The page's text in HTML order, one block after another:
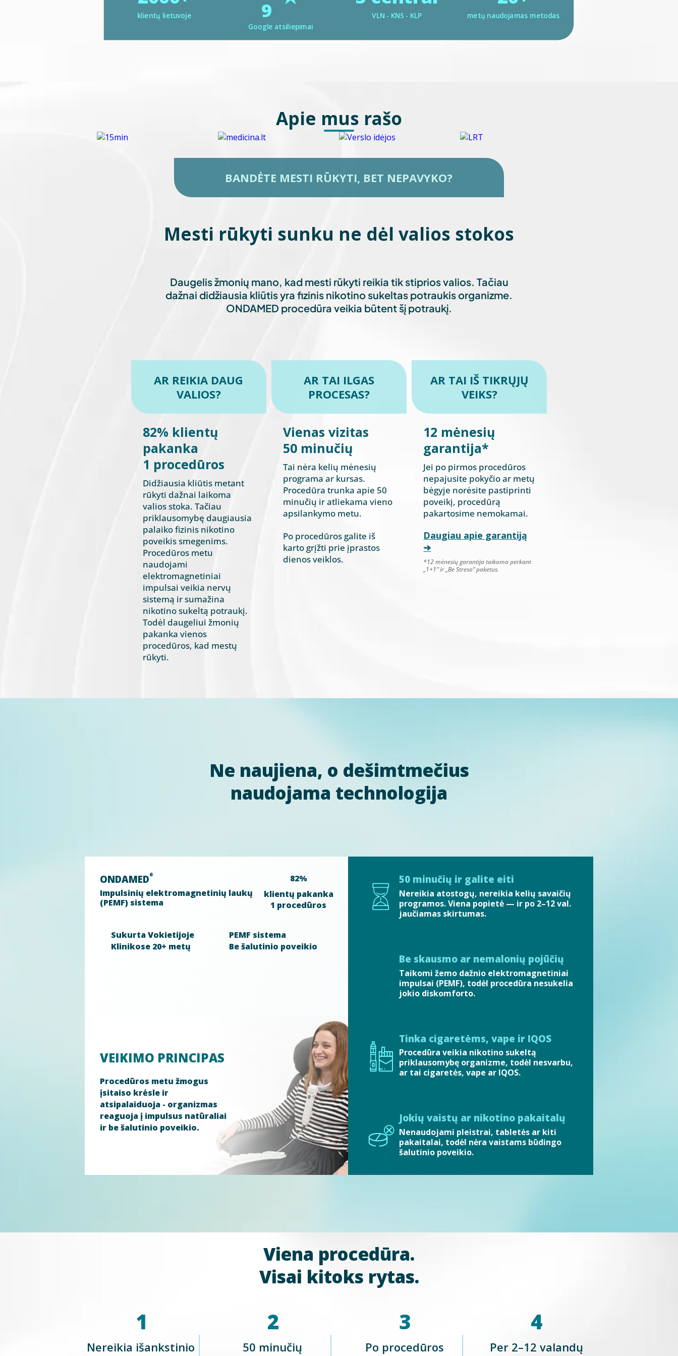
klientų lietuvoje 9
Google atsiliepimai
VLN - KNS - KLP metų naudojamas metodas
Apie mus rašo
BANDĖTE MESTI RŪKYTI, BET NEPAVYKO?
Mesti rūkyti sunku ne dėl valios stokos
Daugelis žmonių mano, kad mesti rūkyti reikia tik stiprios valios. Tačiau
dažnai didžiausia kliūtis yra fizinis nikotino sukeltas potraukis organizme.
ONDAMED procedūra veikia būtent šį potraukį.
AR REIKIA DAUG
VALIOS?
82% klientų
pakanka
1 procedūros
Didžiausia kliūtis metant
rūkyti dažnai laikoma
valios stoka. Tačiau
priklausomybę daugiausia
palaiko fizinis nikotino
poveikis smegenims.
Procedūros metu
naudojami
elektromagnetiniai
impulsai veikia nervų
sistemą ir sumažina
nikotino sukeltą potraukį.
Todėl daugeliui žmonių
pakanka vienos
procedūros, kad mestų
rūkyti.
AR TAI ILGAS
PROCESAS?
Vienas vizitas
50 minučių
Tai nėra kelių mėnesių
programa ar kursas.
Procedūra trunka apie 50
minučių ir atliekama vieno
apsilankymo metu.
Po procedūros galite iš
karto grįžti prie įprastos
dienos veiklos.
AR TAI IŠ TIKRŲJŲ
VEIKS?
12 mėnesių
garantija*
Jei po pirmos procedūros
nepajusite pokyčio ar metų
bėgyje norėsite pastiprinti
poveikį, procedūrą
pakartosime nemokamai.
Daugiau apie garantiją
➔
*12 mėnesių garantija taikoma perkant
„1+1“ ir „Be Streso“ paketus.
Ne naujiena, o dešimtmečius
naudojama technologija
ONDAMED®
Impulsinių elektromagnetinių laukų
(PEMF) sistema
82%
klientų pakanka
1 procedūros
Sukurta Vokietijoje
PEMF sistema
Klinikose 20+ metų
Be šalutinio poveikio
VEIKIMO PRINCIPAS
Procedūros metu žmogus
įsitaiso krėsle ir
atsipalaiduoja - organizmas
reaguoja į impulsus natūraliai
ir be šalutinio poveikio.
50 minučių ir galite eiti
Nereikia atostogų, nereikia kelių savaičių
programos. Viena popietė — ir po 2–12 val.
jaučiamas skirtumas.
Be skausmo ar nemalonių pojūčių
Taikomi žemo dažnio elektromagnetiniai
impulsai (PEMF), todėl procedūra nesukelia
jokio diskomforto.
Tinka cigaretėms, vape ir IQOS
Procedūra veikia nikotino sukeltą
priklausomybę organizme, todėl nesvarbu,
ar tai cigaretės, vape ar IQOS.
Jokių vaistų ar nikotino pakaitalų
Nenaudojami pleistrai, tabletės ar kiti
pakaitalai, todėl nėra vaistams būdingo
šalutinio poveikio.
Viena procedūra.
Visai kitoks rytas.
1
Nereikia išankstinio
2
50 minučių
3
Po procedūros
4
Per 2–12 valandų